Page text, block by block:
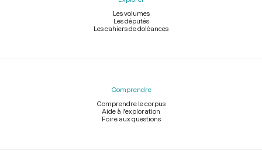
Les volumes
Les députés
Les cahiers de doléances
Comprendre
Comprendre le corpus
Aide à l'exploration
Foire aux questions